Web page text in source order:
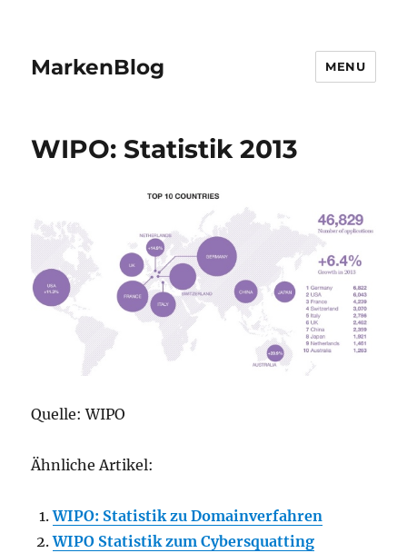
MarkenBlog MENU
WIPO: Statistik 2013
Quelle: WIPO
Ähnliche Artikel:
WIPO: Statistik zu Domainverfahren
WIPO Statistik zum Cybersquatting